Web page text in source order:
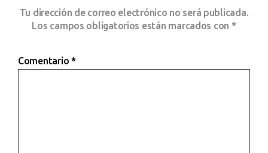
Tu dirección de correo electrónico no será publicada.
Los campos obligatorios están marcados con *
Comentario*